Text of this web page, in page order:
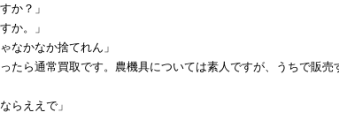
か？」
か。」
なかなか捨てれん」
たら通常買取です。農機具については素人ですが、うちで販売
らええで」